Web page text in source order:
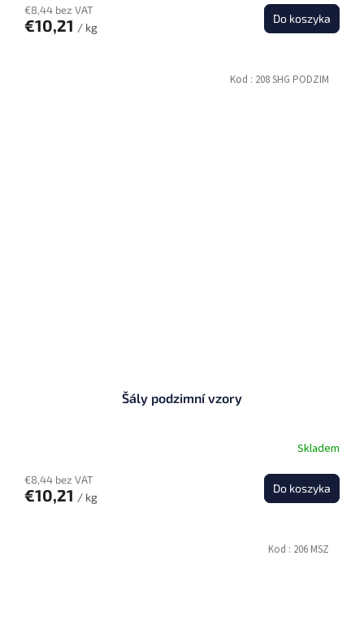
€8,44 bez VAT
€10,21 / kg
Do koszyka
Šály podzimní vzory
Skladem
€8,44 bez VAT
€10,21 / kg
Do koszyka
Kod : 208 SHG PODZIM
Kod : 206 MSZ